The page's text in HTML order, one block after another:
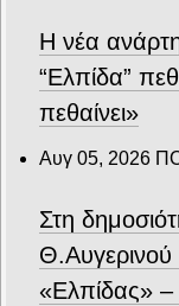
Η νέα
“Ελπίδα”
πεθαίνει»
Αυγ 05, 2026
Στη
«Ελπίδας» –